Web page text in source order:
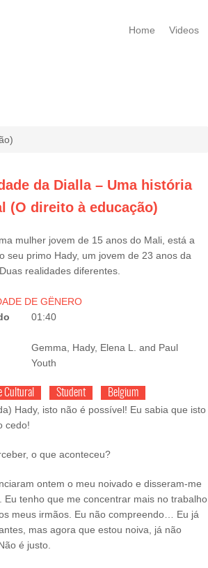
Home Videos
da Dialla – Uma história
(O direito à educação)
mulher jovem de 15 anos do Mali, está a
seu primo Hady, um jovem de 23 anos da
realidades diferentes.
DE GËNERO
01:40
Gemma, Hady, Elena L. and Paul
Youth
Cultural Student
Belgium
Hady, isto não é possível! Eu sabia que isto
cedo!
o que aconteceu?
ontem o meu noivado e disseram-me
Eu tenho que me concentrar mais no trabalho
meus irmãos. Eu não compreendo… Eu já
mas agora que estou noiva, já não
é justo.